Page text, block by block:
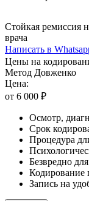
Стойкая ремиссия
врача
Написать в
Цены на
Метод Довженко
Цена:
от 6 000 ₽
Осмотр,
Срок
Процедура
Безвредно
Кодирование
Запись на